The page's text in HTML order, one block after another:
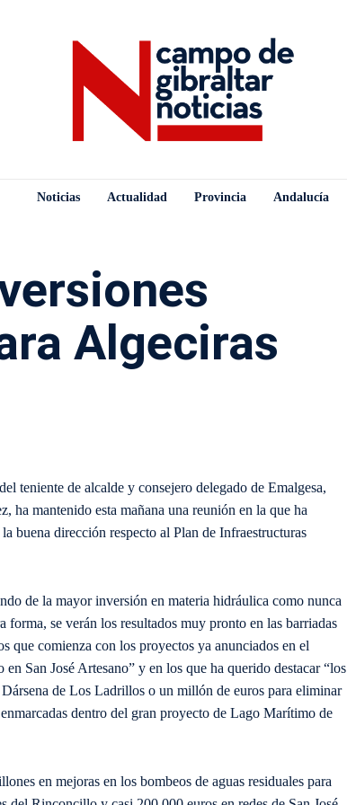
Noticias Actualidad Provincia Andalucía
Algeciras
teniente de alcalde y consejero delegado de Emalgesa,
ha mantenido esta mañana una reunión en la que ha
buena dirección respecto al Plan de Infraestructuras
de la mayor inversión en materia hidráulica como nunca
forma, se verán los resultados muy pronto en las barriadas
que comienza con los proyectos ya anunciados en el
San José Artesano” y en los que ha querido destacar “los
de Los Ladrillos o un millón de euros para eliminar
dentro del gran proyecto de Lago Marítimo de
en mejoras en los bombeos de aguas residuales para